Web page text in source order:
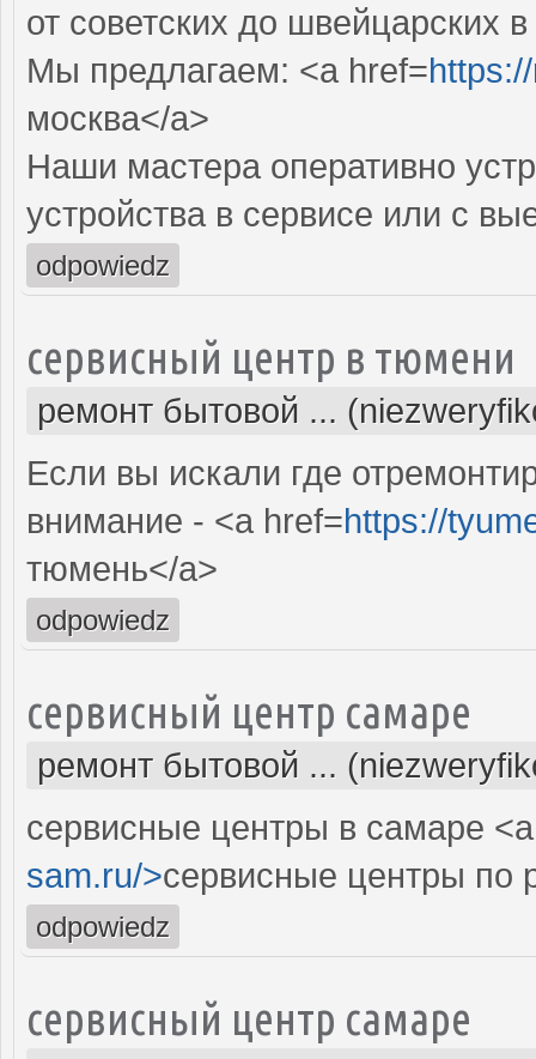
от советских до швейцарских
Мы предлагаем: <a href=
москва</a>
Наши мастера оперативно
устройства в сервисе или с
odpowiedz
сервисный центр в тюмени
ремонт бытовой ...
Если вы искали где
внимание - <a href=https://
тюмень</a>
odpowiedz
сервисный центр самаре
ремонт бытовой ...
сервисные центры в самаре
sam.ru/>сервисные центры по
odpowiedz
сервисный центр самаре